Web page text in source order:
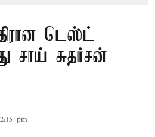
டெஸ்ட்
சாய் சுதர்சன்
pm